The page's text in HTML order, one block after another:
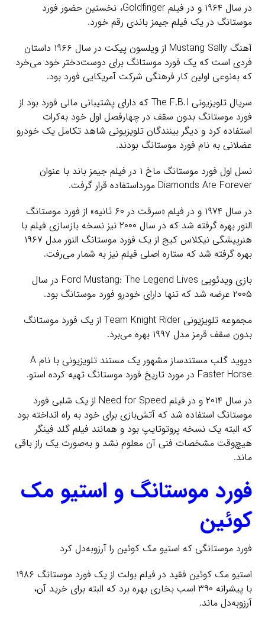
در سال ۱۹۶۴ و در فیلم Goldfinger، نخستین حضور فورد
موستانگ در یک فیلم جیمز باندی رقم خورد.
آهنگ Mustang Sally از ویلسون پیکت در سال ۱۹۶۶ داستان
فردی است که یک فورد موستانگ برای دوست‌دختر خود می‌خرد
که به‌نوعی اولین کار فرهنگی شرکت آمریکایی فورد بود.
سریال تلویزیونی The F.B.I که دارای پشتیبانی مالی فورد بود از
فورد موستانگ بدون سقف در چهارفصل اول خود به‌کرات
استفاده کرد و دیگر بینندگان تلویزیونی شاهد تکامل یک خودرو
عضلانی به نام فورد موستانگ بودند.
نسل اول فورد موستانگ ماخ ۱ در فیلم جیمز باند با عنوان
Diamonds Are Forever مورداستفاده قرار گرفت.
در سال ۱۹۷۴ و در فیلم «سرقت در ۶۰ ثانیه» از فورد موستانگ
النور بهره گرفته شد که در سال ۲۰۰۰ نیز نسخه بازسازی فیلم با
هنرپیشگی نیکلاس کیج از یک فورد موستانگ النور مدل ۱۹۶۷
بهره گرفته شد که ستاره اصلی فیلم نیز به شمار می‌رفت.
بازی ویدئویی Ford Mustang: The Legend Lives در سال
۲۰۰۵ عرضه شد که تنها دارای خودرو فورد موستانگ بود.
مجموعه تلویزیونی Team Knight Rider از یک فورد موستانگ
بدون سقف قرمز مدل ۱۹۹۷ بهره می‌برد.
دیوید گلب مستندساز مشهور یک مستند تلویزیونی با نام A
Faster Horse در مورد تاریخ فورد موستانگ تهیه کرده استو.
در سال ۲۰۱۴ و در فیلم Need for Speed از یک شلبی فورد
موستانگ استفاده شد که آتش‌بازی برای خود به راه انداخته بود
که البته یک نسخه پروتوتایپ بود و همانند فیلم گلد فینگر
هیچ‌وقت مشخصات فنی آن معلوم نشد و به‌صورت یک راز باقی
ماند.
فورد موستانگ و استیو مک
کوئین
فورد موستانگی که استیو مک کوئین را آرزوبه‌دل کرد
استیو مک کوئین فقید در فیلم بولت از یک فورد موستانگ ۱۹۸۶
با پیشرانه ۳۹۰ اسب بخاری بهره برد که البته برای خرید آن،
آرزوبه‌دل ماند.